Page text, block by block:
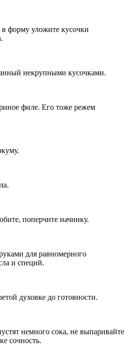
форму уложите кусочки
некрупными кусочками.
филе. Его тоже режем
поперчите начинку.
для равномерного
и специй.
духовке до готовности.
немного сока, не выпаривайте
сочность.